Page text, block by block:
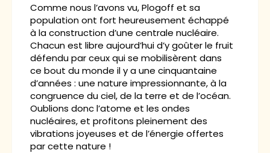
Comme nous l’avons vu, Plogoff et sa
population ont fort heureusement échappé
à la construction d’une centrale nucléaire.
Chacun est libre aujourd’hui d’y goûter le fruit
défendu par ceux qui se mobilisèrent dans
ce bout du monde il y a une cinquantaine
d’années : une nature impressionnante, à la
congruence du ciel, de la terre et de l’océan.
Oublions donc l’atome et les ondes
nucléaires, et profitons pleinement des
vibrations joyeuses et de l’énergie offertes
par cette nature !